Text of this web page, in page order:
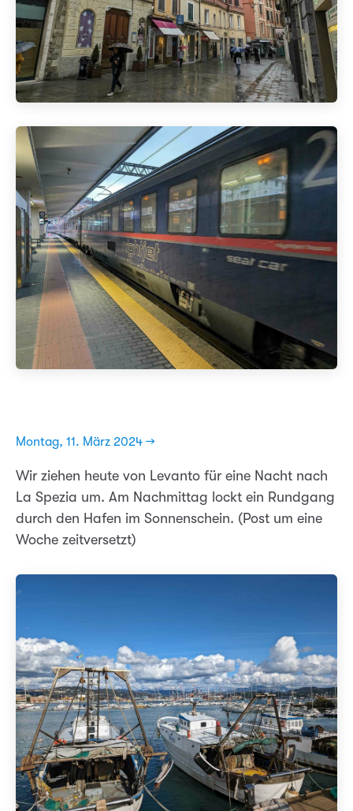
Montag, 11. März 2024 →
Wir ziehen heute von Levanto für eine Nacht nach
La Spezia um. Am Nachmittag lockt ein Rundgang
durch den Hafen im Sonnenschein. (Post um eine
Woche zeitversetzt)